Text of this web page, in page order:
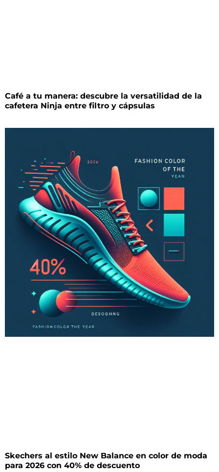
Café a tu manera: descubre la versatilidad de la
cafetera Ninja entre filtro y cápsulas
Skechers al estilo New Balance en color de moda
para 2026 con 40% de descuento